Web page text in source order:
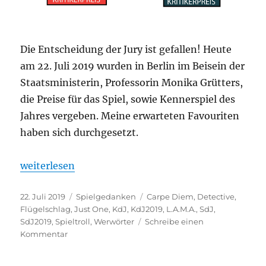
Die Entscheidung der Jury ist gefallen! Heute
am 22. Juli 2019 wurden in Berlin im Beisein der
Staatsministerin, Professorin Monika Grütters,
die Preise für das Spiel, sowie Kennerspiel des
Jahres vergeben. Meine erwarteten Favouriten
haben sich durchgesetzt.
„Kennerspiel und Spiel des Jahres 2019“
weiterlesen
Veröffentlicht
am
22. Juli 2019 Kategorien
Spielgedanken Schlagwörter
Carpe Diem, Detective,
Flügelschlag,Just One, KdJ, KdJ2019, L.A.M.A.,SdJ,
SdJ2019,Spieltroll,Werwörter
Schreibe einen
Kommentarzu